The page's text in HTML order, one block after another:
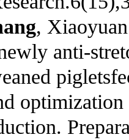
,
anti-